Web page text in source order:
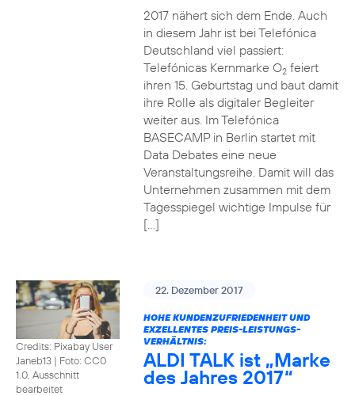
2017 nähert sich dem Ende. Auch
in diesem Jahr ist bei Telefónica
Deutschland viel passiert:
Telefónicas Kernmarke O2feiert
ihren 15. Geburtstag und baut damit
ihre Rolle als digitaler Begleiter
weiter aus. Im Telefónica
BASECAMP in Berlin startet mit
Data Debates eine neue
Veranstaltungsreihe. Damit will das
Unternehmen zusammen mit dem
Tagesspiegel wichtige Impulse für
[…]
Credits: Pixabay User
Janeb13 | Foto: CC0
1.0, Ausschnitt
bearbeitet
22. Dezember 2017
HOHE KUNDENZUFRIEDENHEIT UND
EXZELLENTES PREIS-LEISTUNGS-
VERHÄLTNIS:
ALDI TALK ist „Marke
des Jahres 2017“